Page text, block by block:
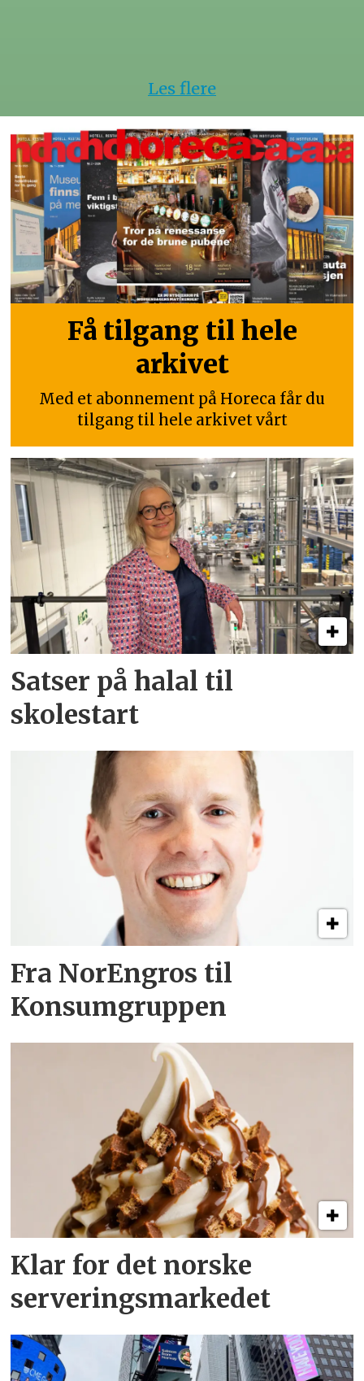
Les flere
Få tilgang til hele
arkivet
Med et abonnement på Horeca får du
tilgang til hele arkivet vårt
Satser på halal til
skolestart
Fra NorEngros til
Konsumgruppen
Klar for det norske
serveringsmarkedet